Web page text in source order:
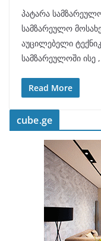
პატარა
სამზარეულო
აუცილებელი
სამზარეულოში
Read More
cube.ge